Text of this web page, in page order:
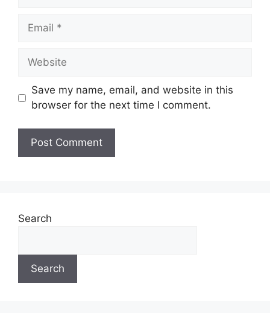
Save my name, email, and website in this
browser for the next time I comment.
Search
Search